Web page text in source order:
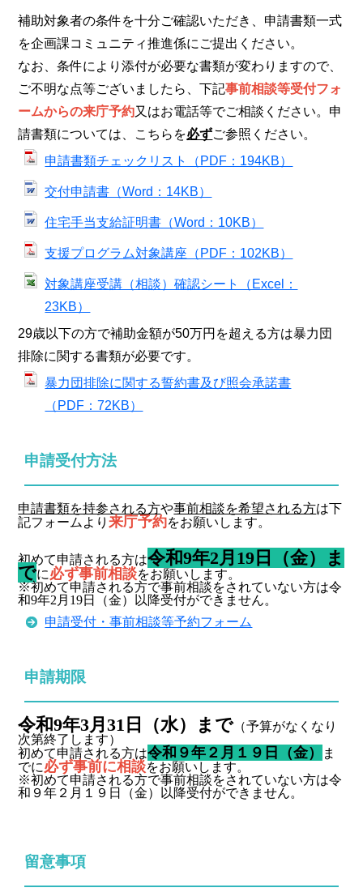
補助対象者の条件を十分ご確認いただき、申請書類一式
を企画課コミュニティ推進係にご提出ください。
なお、条件により添付が必要な書類が変わりますので、
ご不明な点等ございましたら、下記事前相談等受付フォ
ームからの来庁予約又はお電話等でご相談ください。申
請書類については、こちらを必ずご参照ください。
申請書類チェックリスト（PDF：194KB）
交付申請書（Word：14KB）
住宅手当支給証明書（Word：10KB）
支援プログラム対象講座（PDF：102KB）
対象講座受講（相談）確認シート（Excel：
23KB）
29歳以下の方で補助金額が50万円を超える方は暴力団
排除に関する書類が必要です。
暴力団排除に関する誓約書及び照会承諾書
（PDF：72KB）
申請受付方法
申請書類を持参される方や事前相談を希望される方は下
記フォームより来庁予約をお願いします。
初めて申請される方は令和9年2月 19 日（金）ま
でに必ず事前相談をお願いします。
※初めて申請される方で事前相談をされていない方は令
和9年2 月 19日（金）以降受付ができません。
申請受付・事前相談等予約フォーム
申請期限
令和9年3月31 日（水）まで（予算がなくなり
次第終了します）
初めて申請される方は令和９年２月１９日（金）
ま
でに必ず事前に相談をお願いします。
※初めて申請される方で事前相談をされていない方は令
和９年２月１９日（金）以降受付ができません。
留意事項